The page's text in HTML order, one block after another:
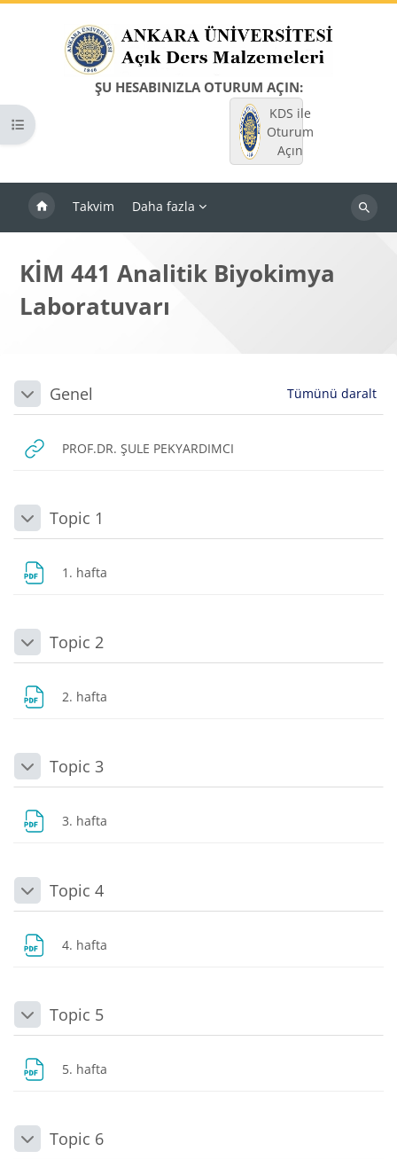
ŞU HESABINIZLA OTURUM AÇIN:
KDS ile
Oturum
Açın
Takvim Daha fazla
Dersleri
Kurs dizinini aç
KİM 441 Analitik Biyokimya
Laboratuvarı
Bloklar
Bölüm anahatları
DaraltGenel Tümünü daralt
PROF.DR. ŞULE PEKYARDIMCI
DaraltTopic 1
1. hafta
DaraltTopic 2
2. hafta
DaraltTopic 3
3. hafta
DaraltTopic 4
4. hafta
DaraltTopic 5
5. hafta
DaraltTopic 6